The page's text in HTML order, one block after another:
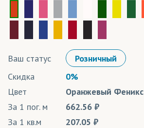
Ваш статус
Розничный
Скидка
0%
Цвет
Оранжевый Феникс
За 1 пог. м
662.56
За 1 кв.м
207.05